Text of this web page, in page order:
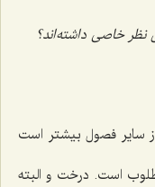
نظر خاصى داشته‌اند؟
از سایر فصول بیشتر است
است. درخت و البته